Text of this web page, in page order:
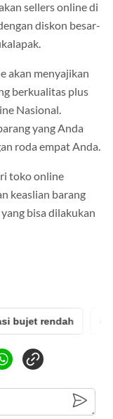
sellers online di
diskon besar-
akan menyajikan
berkualitas plus
Nasional.
yang Anda
roda empat Anda.
toko online
keaslian barang
bisa dilakukan
bujet rendah